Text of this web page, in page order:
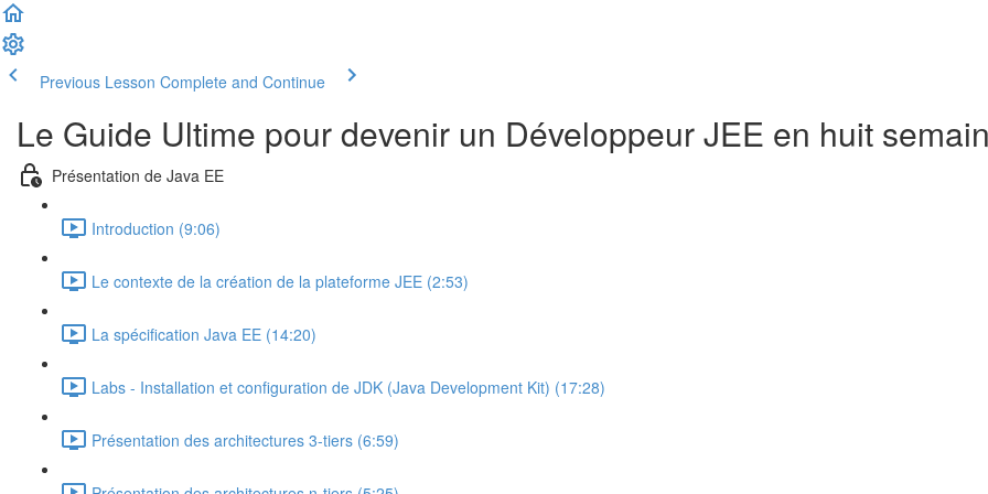
Previous Lesson Complete and Continue
Le Guide Ultime pour devenir un Développeur JEE en huit
Présentation de Java EE
Introduction (9:06)
Le contexte de la création de la plateforme JEE (2:53)
La spécification Java EE (14:20)
Labs - Installation et configuration de JDK (Java Development Kit) (17:28)
Présentation des architectures 3-tiers (6:59)